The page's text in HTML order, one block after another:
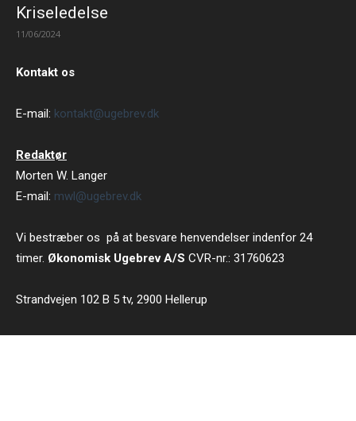
Kriseledelse
11/06/2024
Kontakt os
E-mail: kontakt@ugebrev.dk
Redaktør
Morten W. Langer
E-mail: mwl@ugebrev.dk
Vi bestræber os på at besvare henvendelser indenfor 24
timer. Økonomisk Ugebrev A/S CVR-nr.: 31760623
Strandvejen 102 B 5 tv, 2900 Hellerup